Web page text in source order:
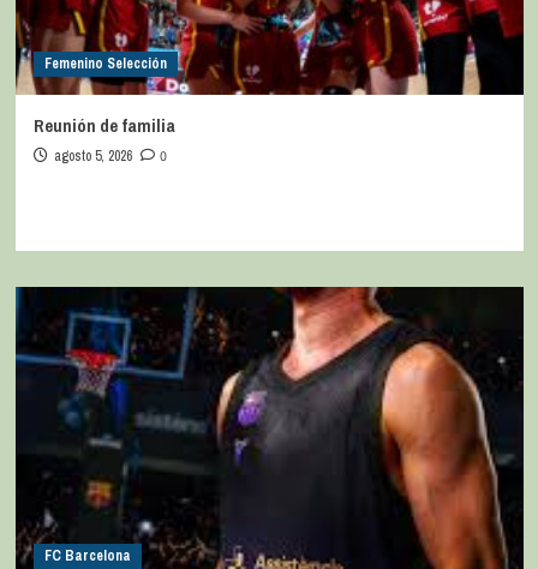
Femenino Selección
Reunión de familia
agosto 5, 2026 0
FC Barcelona